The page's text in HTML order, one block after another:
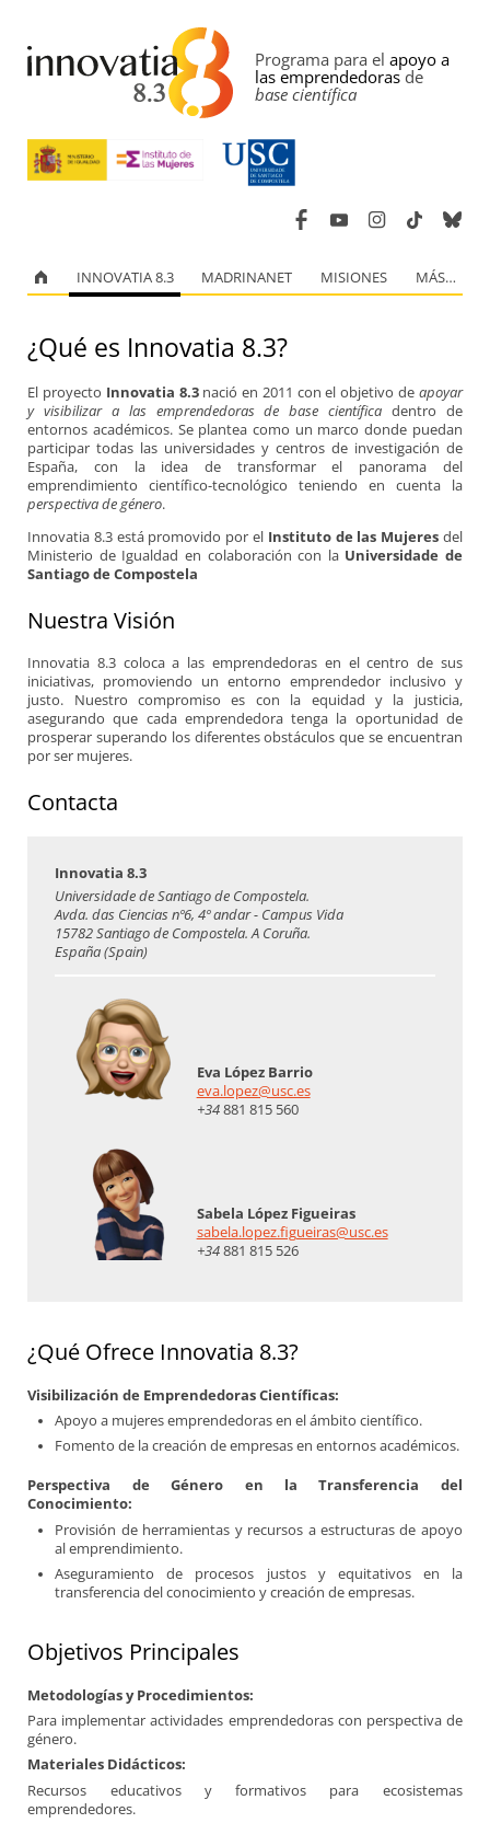
Programa para elapoyo a
las emprendedorasde
base científica
INNOVATIA 8.3 MADRINANET MISIONES MÁS…
¿Qué es Innovatia 8.3?
El proyecto Innovatia 8.3nació en 2011 con el objetivo de apoyar
y visibilizar a las emprendedoras de base científica dentro de
entornos académicos. Se plantea como un marco donde puedan
participar todas las universidades y centros de investigación de
España, con la idea de transformar el panorama del
emprendimiento científico-tecnológico teniendo en cuenta la
perspectiva de género.
Innovatia 8.3 está promovido por el Instituto de las Mujeres del
Ministerio de Igualdad en colaboración con la Universidade de
Santiago de Compostela
Nuestra Visión
Innovatia 8.3 coloca a las emprendedoras en el centro de sus
iniciativas, promoviendo un entorno emprendedor inclusivo y
justo. Nuestro compromiso es con la equidad y la justicia,
asegurando que cada emprendedora tenga la oportunidad de
prosperar superando los diferentes obstáculos que se encuentran
por ser mujeres.
Contacta
Innovatia 8.3
Universidade de Santiago de Compostela.
Avda. das Ciencias nº6, 4º andar - Campus Vida
15782 Santiago de Compostela. A Coruña.
España (Spain)
Eva López Barrio
eva.lopez@usc.es
+34881 815 560
Sabela López Figueiras
sabela.lopez.figueiras@usc.es
+34881 815 526
¿Qué Ofrece Innovatia 8.3?
Visibilización de Emprendedoras Científicas:
Apoyo a mujeres emprendedoras en el ámbito científico.
Fomento de la creación de empresas en entornos académicos.
Perspectiva de Género en la Transferencia del
Conocimiento:
Provisión de herramientas y recursos a estructuras de apoyo
al emprendimiento.
Aseguramiento de procesos justos y equitativos en la
transferencia del conocimiento y creación de empresas.
Objetivos Principales
Metodologías y Procedimientos:
Para implementar actividades emprendedoras con perspectiva de
género.
Materiales Didácticos:
Recursos educativos y formativos para ecosistemas
emprendedores.